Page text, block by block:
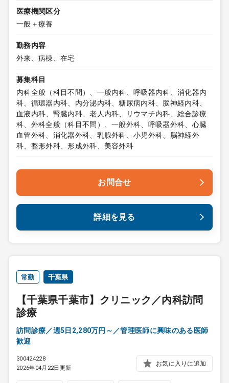
医療機関区分
一般＋療養
勤務内容
外来、病棟、在宅
募集科目
内科全般（科目不問）、一般内科、呼吸器内科、消化器内
科、循環器内科、内分泌内科、糖尿病内科、脳神経内科、
血液内科、腎臓内科、老人内科、リウマチ内科、総合診療
科、外科全般（科目不問）、一般外科、呼吸器外科、心臓
血管外科、消化器外科、乳腺外科、小児外科、脳神経外
科、整形外科、形成外科、美容外科
お問合せ
詳細を見る
常勤 千葉県
【千葉県千葉市】クリニック／内科訪問
診療
訪問診療／週5日2,280万円～／管理医師に興味のある医師
歓迎
300424228
2026年04月22日更新
お気に入りに追加